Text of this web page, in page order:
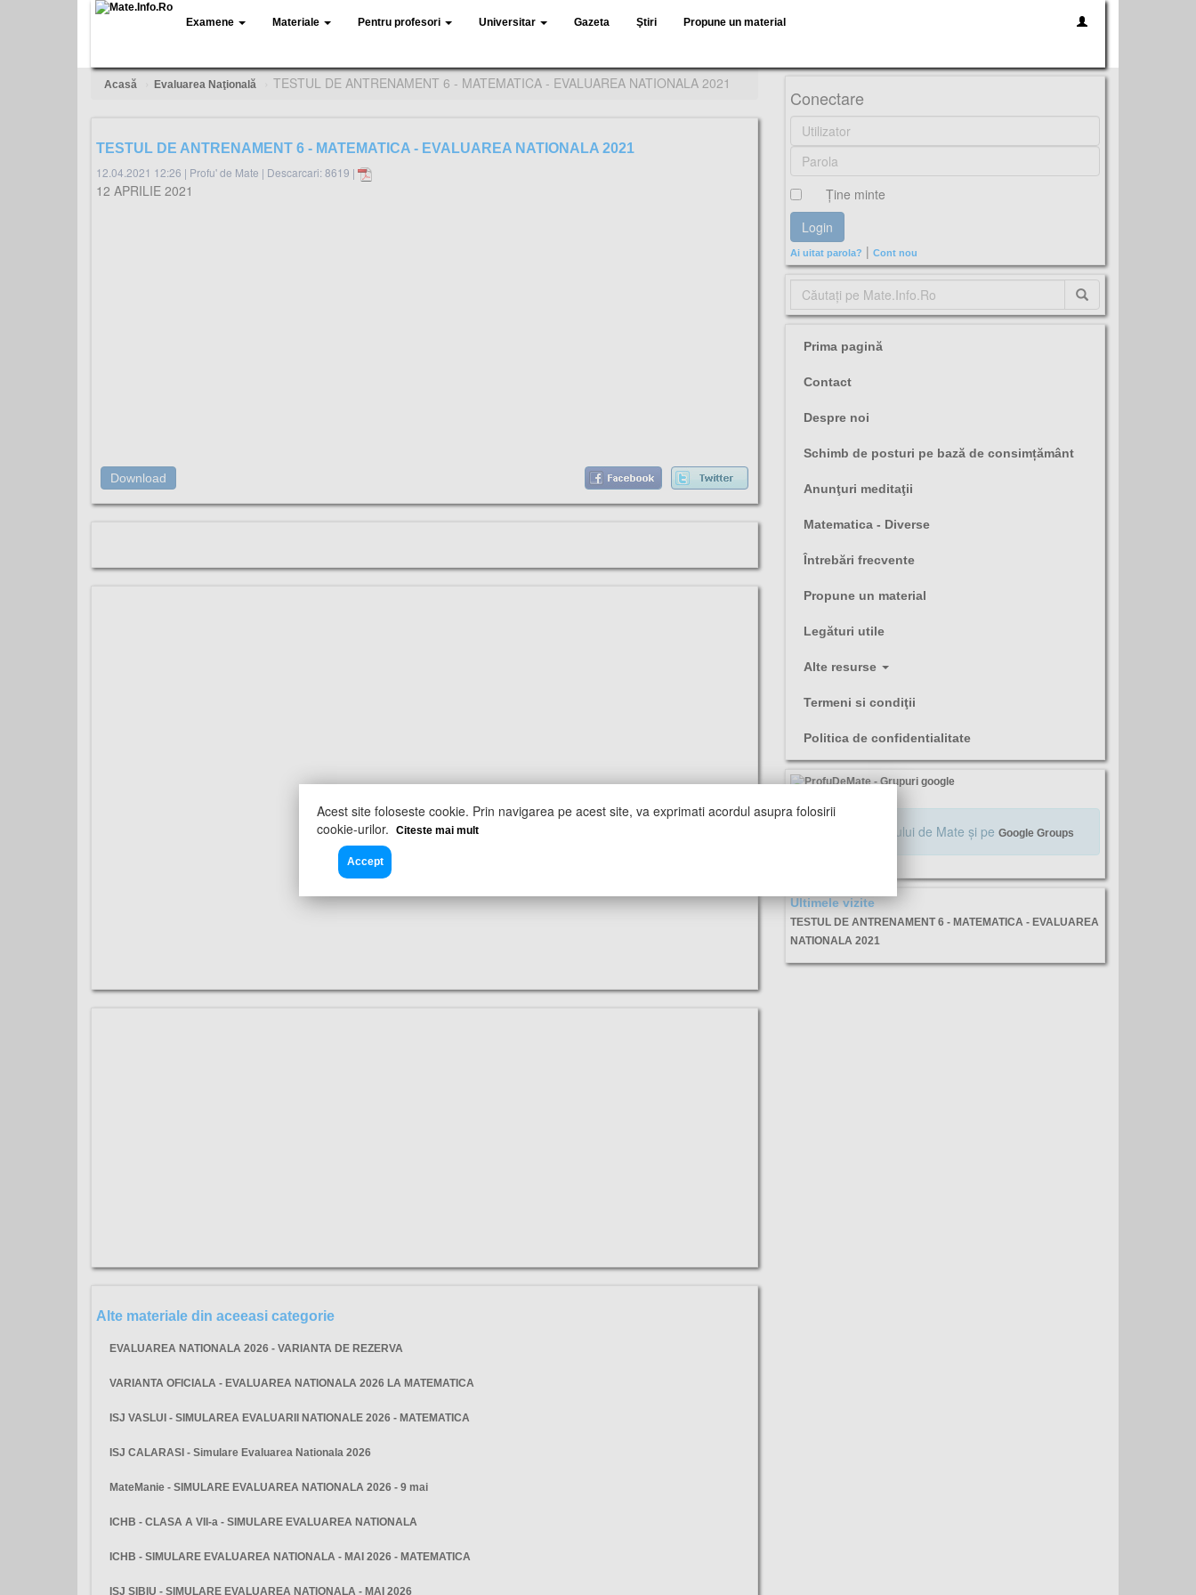
Examene Materiale Pentru profesori Universitar Gazeta Ştiri Propune un material
Acasă Evaluarea Naţională TESTUL DE ANTRENAMENT 6 - MATEMATICA - EVALUAREA NATIONALA 2021
TESTUL DE ANTRENAMENT 6 - MATEMATICA - EVALUAREA NATIONALA 2021
12.04.2021 12:26 | Profu' de Mate | Descarcari: 8619 |
12 APRILIE 2021
Download
Alte materiale din aceeasi categorie
EVALUAREA NATIONALA 2026 - VARIANTA DE REZERVA
VARIANTA OFICIALA - EVALUAREA NATIONALA 2026 LA MATEMATICA
ISJ VASLUI - SIMULAREA EVALUARII NATIONALE 2026 - MATEMATICA
ISJ CALARASI - Simulare Evaluarea Nationala 2026
MateManie - SIMULARE EVALUAREA NATIONALA 2026 - 9 mai
ICHB - CLASA A VII-a - SIMULARE EVALUAREA NATIONALA
ICHB - SIMULARE EVALUAREA NATIONALA - MAI 2026 - MATEMATICA
ISJ SIBIU - SIMULARE EVALUAREA NATIONALA - MAI 2026
Conectare
Ţine minte
Ai uitat parola? | Cont nou
Prima pagină
Contact
Despre noi
Schimb de posturi pe bază de consimțământ
Anunţuri meditaţii
Matematica - Diverse
Întrebări frecvente
Propune un material
Legături utile
Alte resurse
Termeni si condiţii
Politica de confidentialitate
Alăturaţi-vă Profului de Mate şi pe Google Groups
Ultimele vizite
TESTUL DE ANTRENAMENT 6 - MATEMATICA - EVALUAREA
NATIONALA 2021
Acest site foloseste cookie. Prin navigarea pe acest site, va exprimati acordul asupra folosirii
cookie-urilor.
Citeste mai mult
Accept